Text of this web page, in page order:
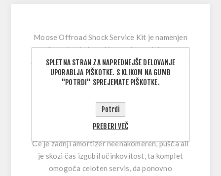
Moose Offroad Shock Service Kit je namenjen
kompletni obnovi in servisu zadnjega
amortizerja za številne off-road aplikacije, zato
je osvežitev obrabljenih komponent vzmetenja
enostavnejša, motor pa spet dobi stabilen,
v enem priročnem paketu, odpade ugibanje pri
izbiri pravih komponent za pravilno obnovo.
Če je zadnji amortizer neenakomeren, pušča ali
je skozi čas izgubil učinkovitost, ta komplet
omogoča celoten servis, da ponovno
SPLETNA STRAN ZA NAPREDNEJŠE DELOVANJE
UPORABLJA PIŠKOTKE. S KLIKOM NA GUMB
"POTRDI" SPREJEMATE PIŠKOTKE.
Potrdi
PREBERI VEČ